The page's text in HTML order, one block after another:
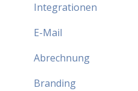
Integrationen
E-Mail
Abrechnung
Branding